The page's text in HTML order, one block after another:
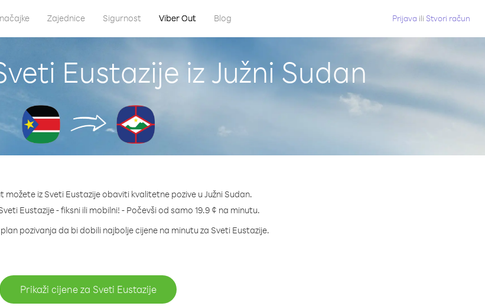
Zajednice Sigurnost Viber Out Blog Prijava ili Stvori račun
Eustazije iz Južni Sudan
možete iz Sveti Eustazije obaviti kvalitetne pozive u Južni Sudan.
Eustazije - fiksni ili mobilni! - Počevši od samo 19.9 ¢ na minutu.
pozivanja da bi dobili najbolje cijene na minutu za Sveti Eustazije.
Prikaži cijene za Sveti Eustazije